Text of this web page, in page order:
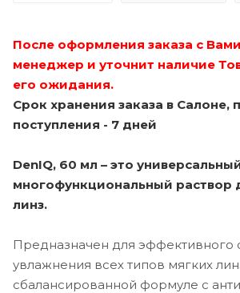
После оформления заказа с
менеджер и уточнит наличие
его ожидания.
Срок хранения заказа в Салоне,
поступления - 7 дней
DenIQ, 60 мл – это
многофункциональный раствор
линз.
Предназначен для эффективного
увлажнения всех типов мягких
сбалансированной формуле с